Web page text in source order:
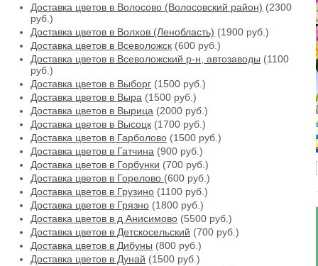
Доставка цветов в Волосово (Волосовский район) (2300
руб.)
Доставка цветов в Волхов (Ленобласть) (1900 руб.)
Доставка цветов в Всеволожск (600 руб.)
Доставка цветов в Всеволожский р-н, автозаводы (1100
руб.)
Доставка цветов в Выборг (1500 руб.)
Доставка цветов в Выра (1500 руб.)
Доставка цветов в Вырица (2000 руб.)
Доставка цветов в Высоцк (1700 руб.)
Доставка цветов в Гарболово (1500 руб.)
Доставка цветов в Гатчина (900 руб.)
Доставка цветов в Горбунки (700 руб.)
Доставка цветов в Горелово (600 руб.)
Доставка цветов в Грузино (1100 руб.)
Доставка цветов в Грязно (1800 руб.)
Доставка цветов в д Анисимово (5500 руб.)
Доставка цветов в Детскосельский (700 руб.)
Доставка цветов в Дибуны (800 руб.)
Доставка цветов в Дунай (1500 руб.)